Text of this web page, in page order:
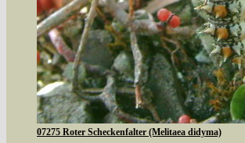
07275 Roter Scheckenfalter (Melitaea didyma)